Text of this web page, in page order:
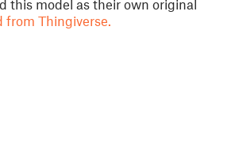
this model as their own original
from Thingiverse.